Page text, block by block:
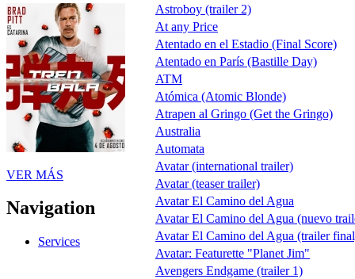
VER MÁS
Navigation
Services
Astroboy (trailer 2)
At any Price
Atentado en el Estadio (Final Score)
Atentado en París (Bastille Day)
ATM
Atómica (Atomic Blonde)
Atrapen al Gringo (Get the Gringo)
Australia
Automata
Avatar (international trailer)
Avatar (teaser trailer)
Avatar El Camino del Agua
Avatar El Camino del Agua (nuevo
Avatar El Camino del Agua (trailer
Avatar: Featurette "Planet Jim"
Avengers Endgame (trailer 1)